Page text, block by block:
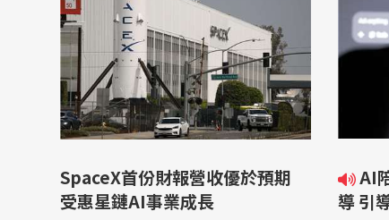
SpaceX首份財報營收優於預期
受惠星鏈AI事業成長
AI陪聊暑假夯 北市強化校園宣
導 引